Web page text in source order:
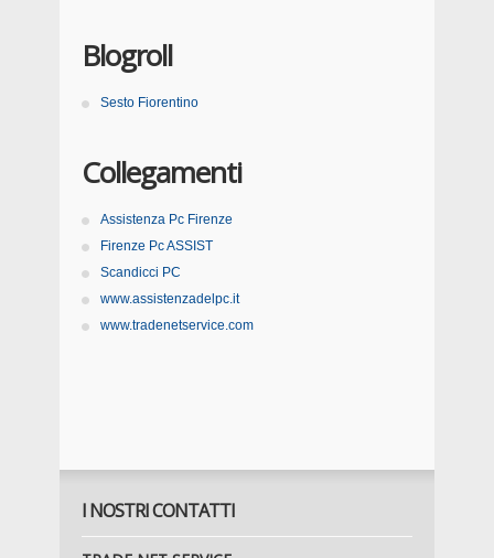
Blogroll
Sesto Fiorentino
Collegamenti
Assistenza Pc Firenze
Firenze Pc ASSIST
Scandicci PC
www.assistenzadelpc.it
www.tradenetservice.com
I NOSTRI CONTATTI